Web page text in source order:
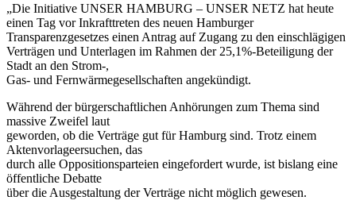
„Die Initiative UNSER HAMBURG – UNSER NETZ hat heute
einen Tag vor Inkrafttreten des neuen Hamburger
Transparenzgesetzes einen Antrag auf Zugang zu den einschlägigen
Verträgen und Unterlagen im Rahmen der 25,1%-Beteiligung der
Stadt an den Strom-,
Gas- und Fernwärmegesellschaften angekündigt.
Während der bürgerschaftlichen Anhörungen zum Thema sind
massive Zweifel laut
geworden, ob die Verträge gut für Hamburg sind. Trotz einem
Aktenvorlageersuchen, das
durch alle Oppositionsparteien eingefordert wurde, ist bislang eine
öffentliche Debatte
über die Ausgestaltung der Verträge nicht möglich gewesen.